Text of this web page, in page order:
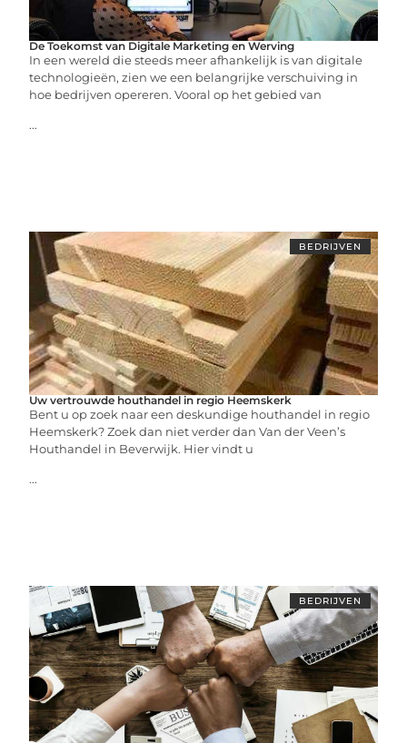
De Toekomst van Digitale Marketing en Werving
In een wereld die steeds meer afhankelijk is van digitale
technologieën, zien we een belangrijke verschuiving in
hoe bedrijven opereren. Vooral op het gebied van
...
BEDRIJVEN
Uw vertrouwde houthandel in regio Heemskerk
Bent u op zoek naar een deskundige houthandel in regio
Heemskerk? Zoek dan niet verder dan Van der Veen’s
Houthandel in Beverwijk. Hier vindt u
...
BEDRIJVEN